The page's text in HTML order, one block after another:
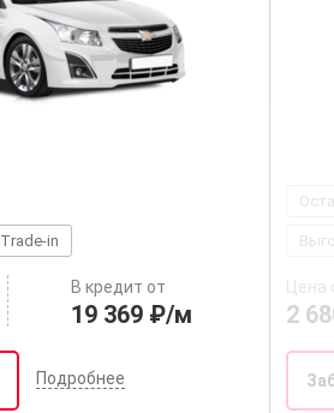
Trade-in
В кредит от
19 369 ₽/м
Подробнее
Цена
2